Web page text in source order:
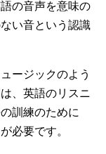
の音声を意味の
い音という認識
ージックのよう
、英語のリスニ
訓練のために
必要です。